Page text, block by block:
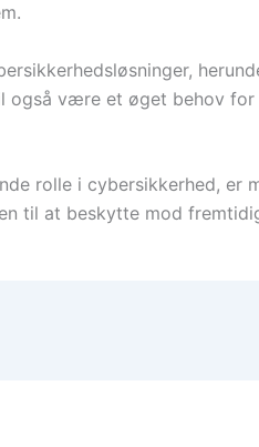
være et øget behov
rolle i cybersikkerhed, er
til at beskytte mod